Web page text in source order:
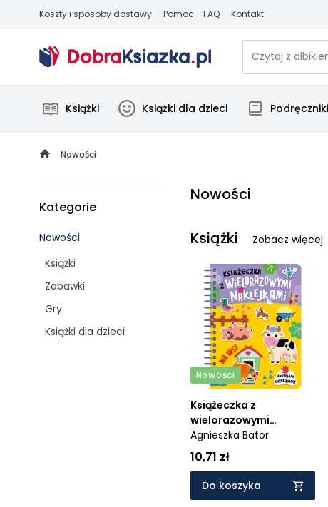
Koszty i sposoby dostawy Pomoc - FAQ Kontakt
Książki Książki dla dzieci Podręczniki
Nowości
Kategorie
Nowości
Książki
Zabawki
Gry
Książki dla dzieci
Nowości
Książki Zobacz więcej
Nowości
Książeczka z
wielorazowymi
naklejkami. Na wsi.
Naklejam, odklejam!
Agnieszka Bator
10,71 zł
Do koszyka